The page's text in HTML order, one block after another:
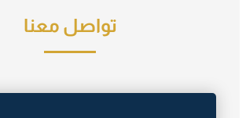
تواصل معنا